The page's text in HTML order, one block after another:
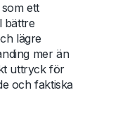
ett
bättre
lägre
mer än
uttryck för
och faktiska